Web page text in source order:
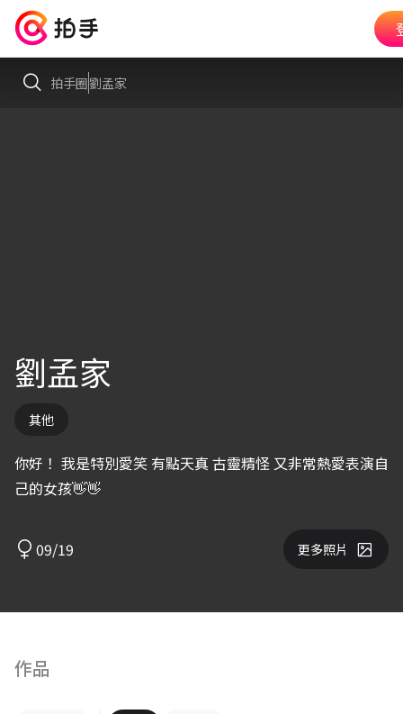
拍手圈劉孟家
劉孟家
其他
你好！ 我是特別愛笑 有點天真 古靈精怪 又非常熱愛表演自
己的女孩👋👋
09/19 更多照片
作品